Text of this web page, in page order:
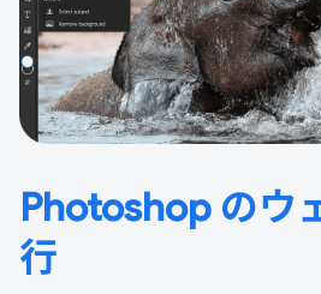
Photoshop のウ
行